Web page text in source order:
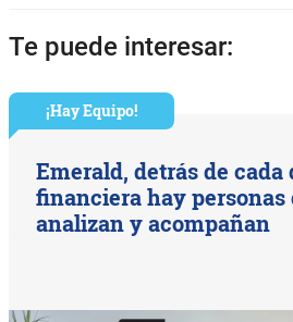
Te puede interesar:
¡Hay Equipo!
Emerald, detrás de cada
financiera hay personas
analizan y acompañan